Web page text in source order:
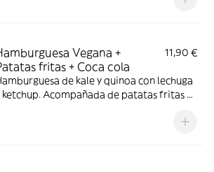
Vegana +
fritas + Coca cola
11,90 €
de kale y quinoa con lechuga
ketchup. Acompañada de patatas fritas y